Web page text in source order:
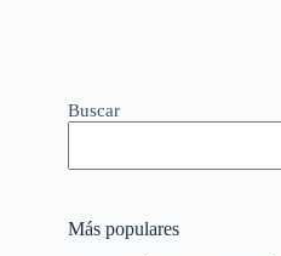
Buscar
Más populares